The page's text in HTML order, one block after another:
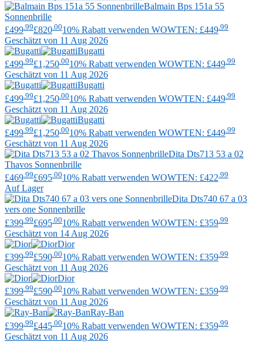
Balmain Bps 151a 55
Sonnenbrille
£499 .99£820 .0010% Rabatt verwenden WOWTEN: £449 .99
Geschätzt von 11 Aug 2026
Bugatti
£499.99£1,250.0010% Rabatt verwenden WOWTEN: £449.99
Geschätzt von 11 Aug 2026
Bugatti
£499 .99£1,250 .0010% Rabatt verwenden WOWTEN: £449 .99
Geschätzt von 11 Aug 2026
Bugatti
£499 .99£1,250 .0010% Rabatt verwenden WOWTEN: £449 .99
Geschätzt von 11 Aug 2026
Dita Dts713 53 a 02
Thavos Sonnenbrille
£469.99£695.0010% Rabatt verwenden WOWTEN: £422.99
Auf Lager
Dita Dts740 67 a 03
vers one Sonnenbrille
£399 .99£695 .0010% Rabatt verwenden WOWTEN: £359 .99
Geschätzt von 14 Aug 2026
Dior
£399 .99£590 .0010% Rabatt verwenden WOWTEN: £359 .99
Geschätzt von 11 Aug 2026
Dior
£399.99£590.0010% Rabatt verwenden WOWTEN: £359.99
Geschätzt von 11 Aug 2026
Ray-Ban
£399 .99£445 .0010% Rabatt verwenden WOWTEN: £359 .99
Geschätzt von 11 Aug 2026